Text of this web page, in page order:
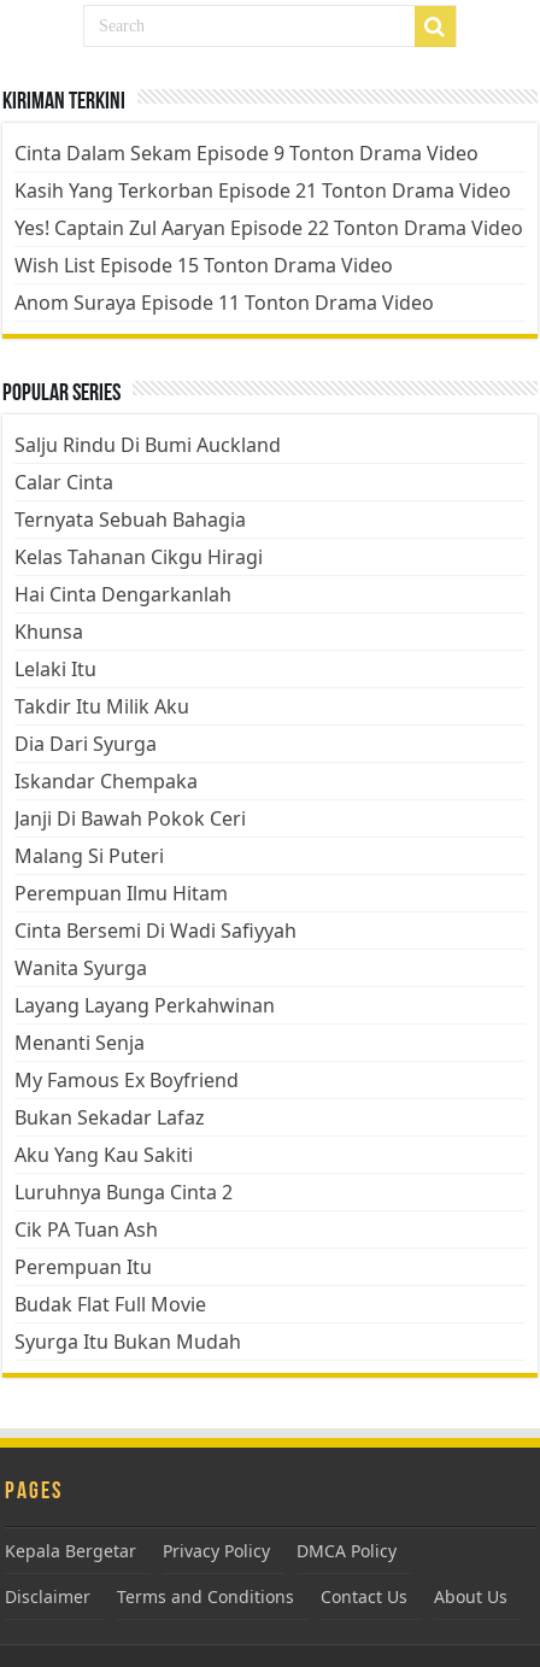
Kiriman Terkini
Cinta Dalam Sekam Episode 9 Tonton Drama Video
Kasih Yang Terkorban Episode 21 Tonton Drama Video
Yes! Captain Zul Aaryan Episode 22 Tonton Drama Video
Wish List Episode 15 Tonton Drama Video
Anom Suraya Episode 11 Tonton Drama Video
Popular Series
Salju Rindu Di Bumi Auckland
Calar Cinta
Ternyata Sebuah Bahagia
Kelas Tahanan Cikgu Hiragi
Hai Cinta Dengarkanlah
Khunsa
Lelaki Itu
Takdir Itu Milik Aku
Dia Dari Syurga
Iskandar Chempaka
Janji Di Bawah Pokok Ceri
Malang Si Puteri
Perempuan Ilmu Hitam
Cinta Bersemi Di Wadi Safiyyah
Wanita Syurga
Layang Layang Perkahwinan
Menanti Senja
My Famous Ex Boyfriend
Bukan Sekadar Lafaz
Aku Yang Kau Sakiti
Luruhnya Bunga Cinta 2
Cik PA Tuan Ash
Perempuan Itu
Budak Flat Full Movie
Syurga Itu Bukan Mudah
Pages
Kepala Bergetar Privacy Policy
DMCA Policy
Disclaimer
Terms and Conditions Contact Us About Us